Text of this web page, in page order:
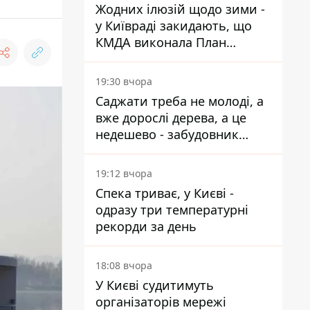
Жодних ілюзій щодо зими -
у Київраді закидають, що
КМДА виконала План
стійкості на 20%
19:30 вчора
Саджати треба не молоді, а
вже дорослі дерева, а це
недешево - забудовник
Ніконов
19:12 вчора
Спека триває, у Києві -
одразу три температурні
рекорди за день
18:08 вчора
У Києві судитимуть
організаторів мережі